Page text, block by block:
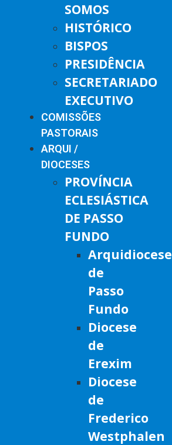
SOMOS
HISTÓRICO
BISPOS
PRESIDÊNCIA
SECRETARIADO
EXECUTIVO
COMISSÕES
PASTORAIS
ARQUI /
DIOCESES
PROVÍNCIA
ECLESIÁSTICA
DE PASSO
FUNDO
Arquidiocese
de
Passo
Fundo
Diocese
de
Erexim
Diocese
de
Frederico
Westphalen